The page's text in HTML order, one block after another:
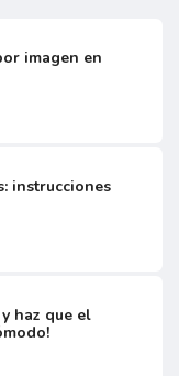
imagen en
instrucciones
haz que el